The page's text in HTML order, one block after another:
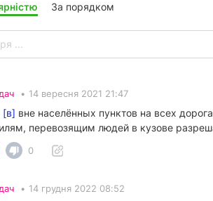
За порядком
• 14 вересня 2021 21:47
[в] вне населённых пунктов на всех
перевозящим людей в кузове
0
• 14 грудня 2022 08:52